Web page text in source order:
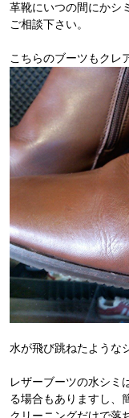
革靴にいつの間にかシ
ご相談下さい。
こちらのブーツもクレ
水が飛び跳ねたような
レザーブーツの水シミ
る場合もありますし、